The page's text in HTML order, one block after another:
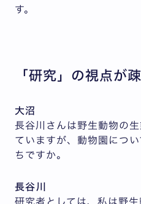
す。
「研究」の視点が
大沼
長谷川さんは野生動物の
ていますが、動物園につ
ちですか。
長谷川
研究者としては、私は野